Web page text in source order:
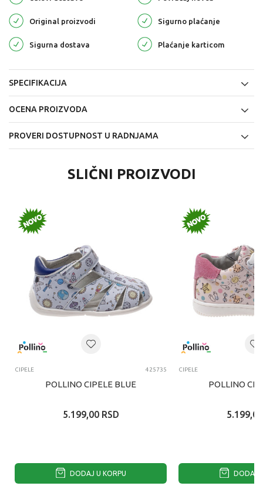
Original proizvodi Sigurno plaćanje
Sigurna dostava Plaćanje karticom
SPECIFIKACIJA
OCENA PROIZVODA
PROVERI DOSTUPNOST U RADNJAMA
SLIČNI PROIZVODI
CIPELE 425735
POLLINO CIPELE BLUE
5.199,00 RSD
DODAJ U KORPU
CIPELE
POLLINO
5.199,00
DODAJ